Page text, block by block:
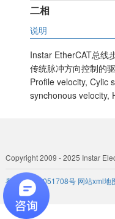
二相
说明
Instar EtherCAT总线
传统脉冲方向控制的
Profile velocity, Cylic
synchonous velocity,
Copyright 2009 - 2025 Instar
粤ICP备 19051708号 网站xml地